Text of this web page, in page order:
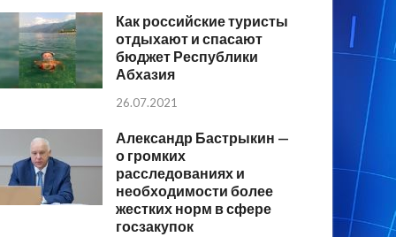
Как российские туристы
отдыхают и спасают
бюджет Республики
Абхазия
26.07.2021
Александр Бастрыкин —
о громких
расследованиях и
необходимости более
жестких норм в сфере
госзакупок